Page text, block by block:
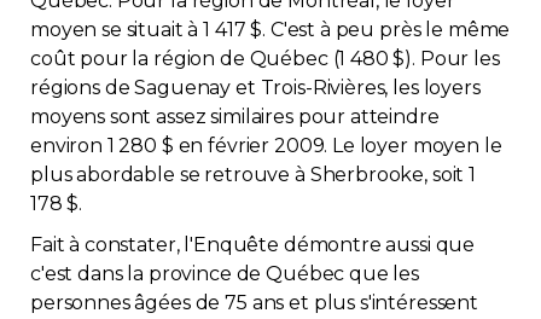
moyen se situait à 1 417 $. C'est à peu près le même
coût pour la région de Québec (1 480 $). Pour les
régions de Saguenay et Trois-Rivières, les loyers
moyens sont assez similaires pour atteindre
environ 1 280 $ en février 2009. Le loyer moyen le
plus abordable se retrouve à Sherbrooke, soit 1
178 $.
Fait à constater, l'Enquête démontre aussi que
c'est dans la province de Québec que les
personnes âgées de 75 ans et plus s'intéressent